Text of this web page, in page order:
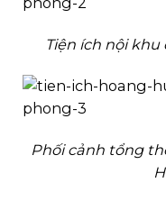
Tiện ích nội khu
Phối cảnh tổng